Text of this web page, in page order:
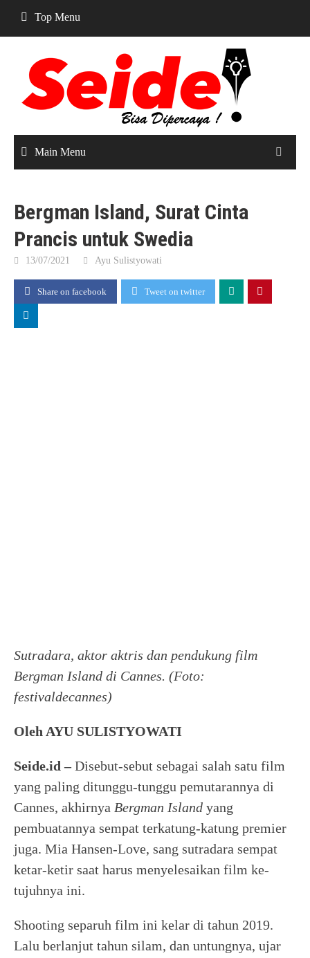
content
Top Menu
Main Menu
Bergman Island, Surat Cinta
Prancis untuk Swedia
13/07/2021 Ayu Sulistyowati
Share on facebook Tweet on twitter
Sutradara, aktor aktris dan pendukung film
Bergman Island di Cannes. (Foto:
festivaldecannes)
Oleh AYU SULISTYOWATI
Seide.id –Disebut-sebut sebagai salah satu film
yang paling ditunggu-tunggu pemutarannya di
Cannes, akhirnya Bergman Island yang
pembuatannya sempat terkatung-katung premier
juga. Mia Hansen-Love, sang sutradara sempat
ketar-ketir saat harus menyelesaikan film ke-
tujuhnya ini.
Shooting separuh film ini kelar di tahun 2019.
Lalu berlanjut tahun silam, dan untungnya, ujar